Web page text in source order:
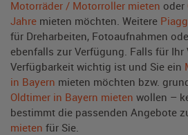
Motorräder / Motorroller mieten oder
Jahre mieten möchten. Weitere
für Dreharbeiten, Fotoaufnahmen
ebenfalls zur Verfügung. Falls für
Verfügbarkeit wichtig ist und Sie ein
in Bayern mieten möchten bzw.
Oldtimer in Bayern mieten wollen –
bestimmt die passenden Angebote
mieten für Sie.